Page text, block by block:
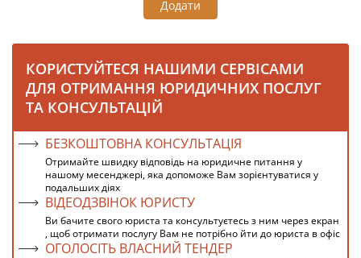
Додати
КОРИСТУЙТЕСЯ НАШИМИ СЕРВІСАМИ
ДЛЯ ОТРИМАННЯ ЮРИДИЧНИХ ПОСЛУГ
ТА КОНСУЛЬТАЦІЙ
БЕЗКОШТОВНА КОНСУЛЬТАЦІЯ
Отримайте швидку відповідь на юридичне питання у
нашому месенджері, яка допоможе Вам зорієнтуватися у
подальших діях
ВІДЕОДЗВІНОК ЮРИСТУ
Ви бачите свого юриста та консультуєтесь з ним через екран
, щоб отримати послугу Вам не потрібно йти до юриста в офіс
ОГОЛОСІТЬ ВЛАСНИЙ ТЕНДЕР